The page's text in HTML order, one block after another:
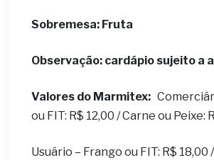
Sobremesa: Fruta
Observação: cardápio sujeito a
Valores do Marmitex:
ou FIT: R$ 12,00 / Carne ou Peixe:
Usuário – Frango ou FIT: R$ 18,00